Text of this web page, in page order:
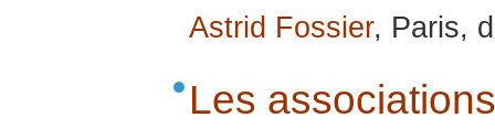
Astrid Fossier, Paris,
Les